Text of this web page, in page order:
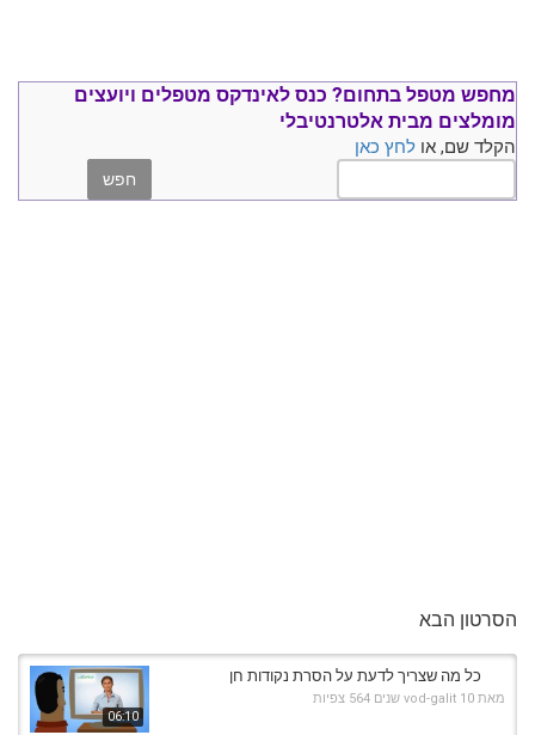
מחפש מטפל בתחום? כנס לאינדקס מטפלים ויועצים
מומלצים מבית אלטרנטיבלי
הקלד שם, או לחץ כאן
הסרטון הבא
06:10
כל מה שצריך לדעת על הסרת נקודות חן
מאת vod-galit 10 שנים 564 צפיות